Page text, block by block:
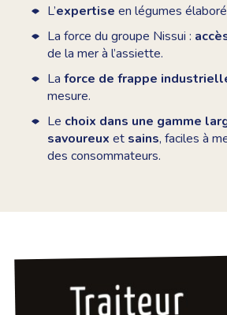
L’expertise en légumes
La force du groupe Nissui :
de la mer à l’assiette.
La force de frappe
mesure.
Le choix dans une gamme
savoureux et sains, faciles à
des consommateurs.